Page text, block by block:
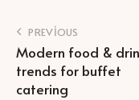
PREVIOUS
Modern food &
trends for buffet
catering